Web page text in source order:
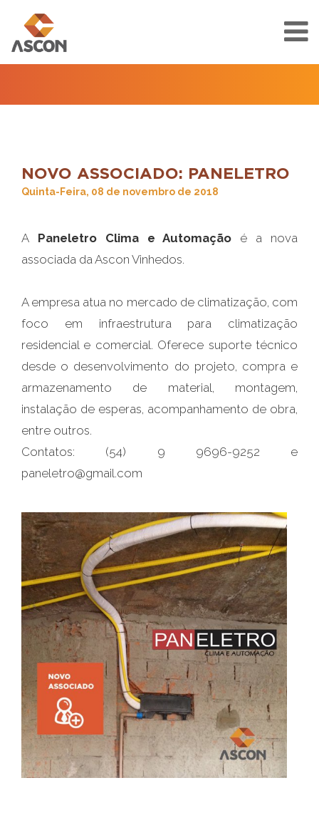
NOVO ASSOCIADO: PANELETRO
Quinta-Feira, 08 de novembro de 2018
A Paneletro Clima e Automação é a nova
associada da Ascon Vinhedos.
A empresa atua no mercado de climatização, com
foco em infraestrutura para climatização
residencial e comercial. Oferece suporte técnico
desde o desenvolvimento do projeto, compra e
armazenamento de material, montagem,
instalação de esperas, acompanhamento de obra,
entre outros.
Contatos: (54) 9 9696-9252 e
paneletro@gmail.com